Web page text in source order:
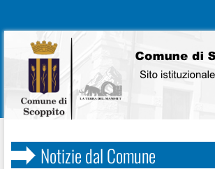
Notizie dal Comune